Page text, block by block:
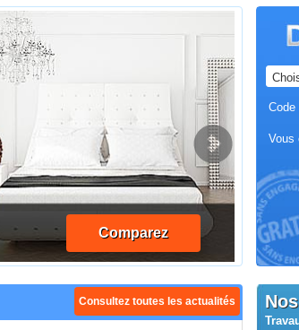
Comparez
De
Ne
en
Code
Vous
Consultez toutes les actualités